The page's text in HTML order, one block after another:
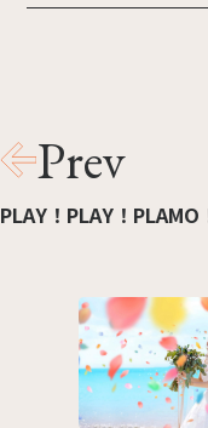
Prev
PLAY！PLAY！PLAMO